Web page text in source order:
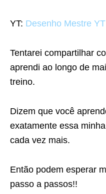
YT: Desenho Mestre YT
Tentarei compartilhar
aprendi ao longo de
treino.
Dizem que você
exatamente essa
cada vez mais.
Então podem esperar
passo a passos!!